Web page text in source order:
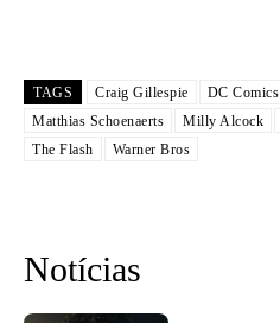
TAGS Craig Gillespie DC Comics
Matthias Schoenaerts
Milly Alcock
The Flash
Warner Bros
Notícias